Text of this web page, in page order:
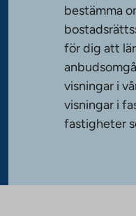
bestämma
för dig att
visningar i
visningar i
fastigheter